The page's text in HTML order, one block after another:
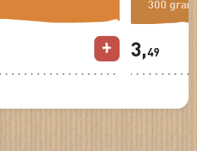
300 gram
3,49